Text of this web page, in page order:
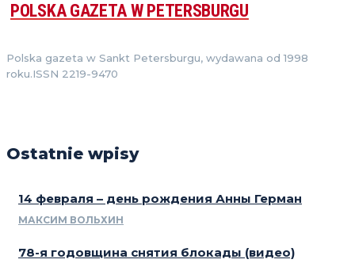
POLSKA GAZETA W PETERSBURGU
Polska gazeta w Sankt Petersburgu, wydawana od 1998
roku.ISSN 2219-9470
Ostatnie wpisy
14 февраля – день рождения Анны Герман
МАКСИМ ВОЛЬХИН
78-я годовщина снятия блокады (видео)